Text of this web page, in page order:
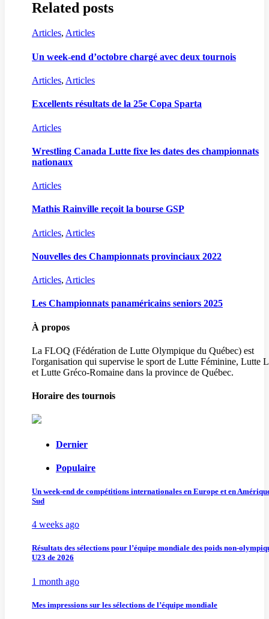
Related posts
Articles, Articles
Un week-end d’octobre chargé avec deux tournois
Articles, Articles
Excellents résultats de la 25e Copa Sparta
Articles
Wrestling Canada Lutte fixe les dates des championnats
nationaux
Articles
Mathis Rainville reçoit la bourse GSP
Articles, Articles
Nouvelles des Championnats provinciaux 2022
Articles, Articles
Les Championnats panaméricains seniors 2025
À propos
La FLOQ (Fédération de Lutte Olympique du Québec) est
l'organisation qui supervise le sport de Lutte Féminine, Lutte
et Lutte Gréco-Romaine dans la province de Québec.
Horaire des tournois
Dernier
Populaire
Un week-end de compétitions internationales en Europe et en
Sud
4 weeks ago
Résultats des sélections pour l’équipe mondiale des poids non-
U23 de 2026
1 month ago
Mes impressions sur les sélections de l’équipe mondiale